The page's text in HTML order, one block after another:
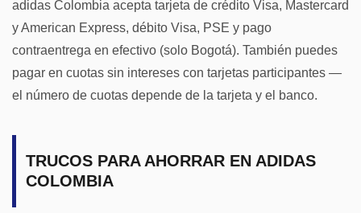
adidas Colombia acepta tarjeta de crédito Visa, Mastercard
y American Express, débito Visa, PSE y pago
contraentrega en efectivo (solo Bogotá). También puedes
pagar en cuotas sin intereses con tarjetas participantes —
el número de cuotas depende de la tarjeta y el banco.
TRUCOS PARA AHORRAR EN ADIDAS
COLOMBIA